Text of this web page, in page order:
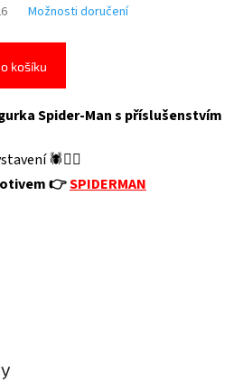
Možnosti doručení
košíku
Spider-Man s příslušenstvím
🕷️🦸‍♂️
👉SPIDERMAN